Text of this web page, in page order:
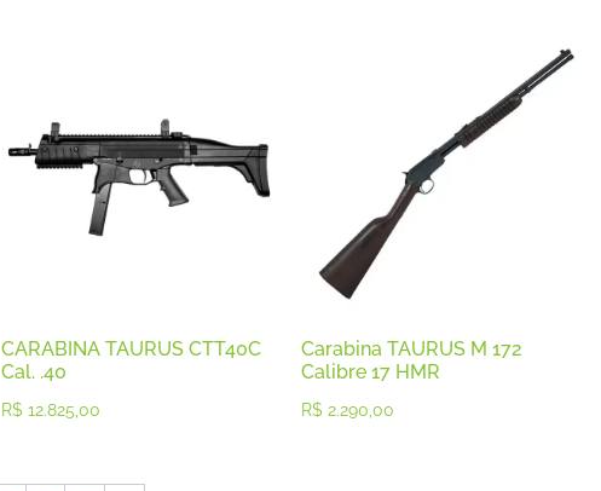
CARABINA TAURUS CTT40C
Cal. .40
R$ 12.825,00
Carabina TAURUS M 172
Calibre 17 HMR
R$ 2.290,00